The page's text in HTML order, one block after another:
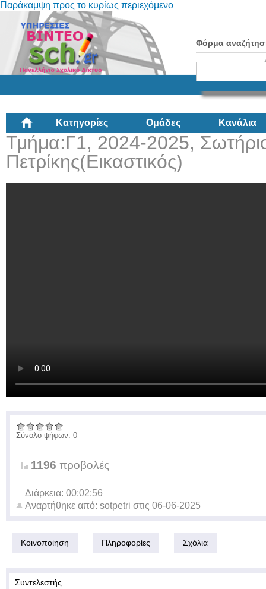
Παράκαμψη προς το κυρίως περιεχόμενο
Φόρμα
Κατηγορίες Ομάδες Κανάλια
Τμήμα:Γ1, 2024-2025,
Πετρίκης(Εικαστικός)
Σύνολο ψήφων: 0
1196 προβολές
Διάρκεια: 00:02:56
Αναρτήθηκε από: sotpetri στις 06-06-2025
Κοινοποίηση Πληροφορίες Σχόλια
Συντελεστής